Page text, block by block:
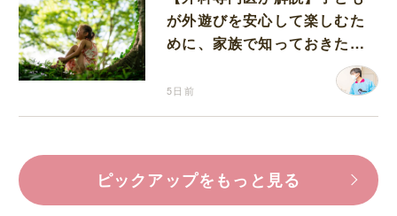
が外遊びを安心して楽しむた
めに、家族で知っておきたい
5日前
ピックアップをもっと見る